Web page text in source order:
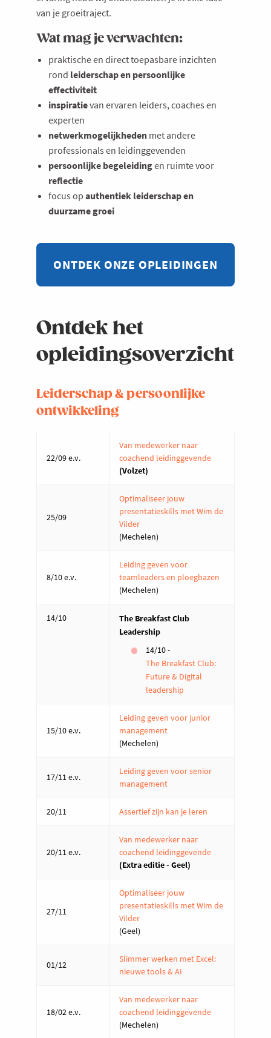
van je groeitraject.
Wat mag je verwachten:
praktische en direct toepasbare inzichten
rond leiderschap en persoonlijke
effectiviteit
inspiratievan ervaren leiders, coaches en
experten
netwerkmogelijkheden met andere
professionals en leidinggevenden
persoonlijke begeleidingen ruimte voor
reflectie
focus op authentiek leiderschap en
duurzame groei
ONTDEK ONZE OPLEIDINGEN
Ontdek het
opleidingsoverzicht
Leiderschap & persoonlijke
ontwikkeling
22/09 e.v.
Van medewerker naar
coachend leidinggevende
(Volzet)
25/09
Optimaliseer jouw
presentatieskills met Wim de
Vilder
(Mechelen)
8/10 e.v.
Leiding geven voor
teamleaders en ploegbazen
(Mechelen)
14/10
The Breakfast Club
Leadership
14/10 -
The Breakfast Club:
Future & Digital
leadership
15/10 e.v.
Leiding geven voor junior
management
(Mechelen)
17/11 e.v.
Leiding geven voor senior
management
20/11 Assertief zijn kan je leren
20/11 e.v.
Van medewerker naar
coachend leidinggevende
(Extra editie - Geel)
27/11
Optimaliseer jouw
presentatieskills met Wim de
Vilder
(Geel)
01/12
Slimmer werken met Excel:
nieuwe tools & AI
18/02 e.v.
Van medewerker naar
coachend leidinggevende
(Mechelen)